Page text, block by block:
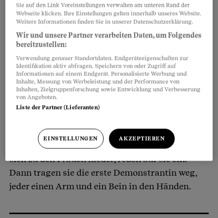
Teilen Anhören Merken Kommentare
Artikel teilen
Play. Minute 0. Das Video startet.
Drei Frauen setzen sich auf einen
Fussgängerstreifen. Um sie Fotografen und ein
Kameramann. Zwei Polizisten kommen von links
ins Bild, zerren an den Armen der Frauen:
Frau setzt sich dazu. Ein Reporter hält ihr ein
Mikrofon vors Gesicht. Die Polizisten kauern
sich zu den Frauen nieder, reden auf sie ein.
Dann tragen sie die erste Demonstrantin weg,
jeder einen Arm und ein Bein in den Händen.
Sie auf den Link Voreinstellungen verwalten am unteren Rand der
Webseite klicken. Ihre Einstellungen gelten innerhalb unseres Website.
Weitere Informationen finden Sie in unserer Datenschutzerklärung.
Wir und unsere Partner verarbeiten Daten, um Folgendes
bereitzustellen:
Verwendung genauer Standortdaten. Endgeräteeigenschaften zur
Identifikation aktiv abfragen. Speichern von oder Zugriff auf
Informationen auf einem Endgerät. Personalisierte Werbung und
Inhalte, Messung von Werbeleistung und der Performance von
Inhalten, Zielgruppenforschung sowie Entwicklung und Verbesserung
von Angeboten.
Liste der Partner (Lieferanten)
EINSTELLUNGEN AKZEPTIEREN